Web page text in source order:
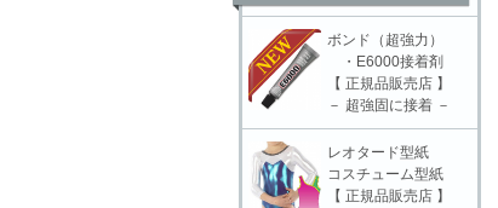
ボンド（超強力）
・E6000接着剤
【 正規品販売店 】
－ 超強固に接着 －
レオタード型紙
コスチューム型紙
【 正規品販売店 】